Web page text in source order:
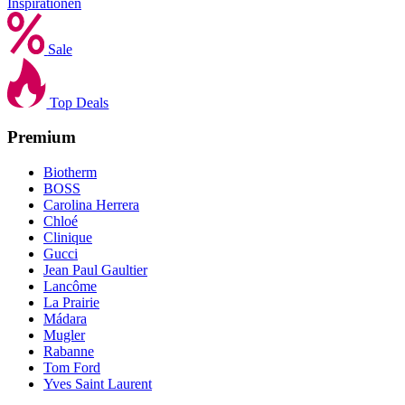
Inspirationen
Sale
Top Deals
Premium
Biotherm
BOSS
Carolina Herrera
Chloé
Clinique
Gucci
Jean Paul Gaultier
Lancôme
La Prairie
Mádara
Mugler
Rabanne
Tom Ford
Yves Saint Laurent